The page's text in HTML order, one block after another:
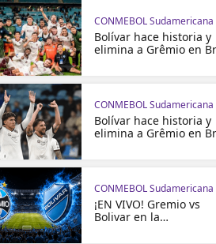
CONMEBOL Sudamericana
Bolívar hace historia y
elimina a Grêmio en
CONMEBOL Sudamericana
Bolívar hace historia y
elimina a Grêmio en
CONMEBOL Sudamericana
¡EN VIVO! Gremio vs
Bolivar en la